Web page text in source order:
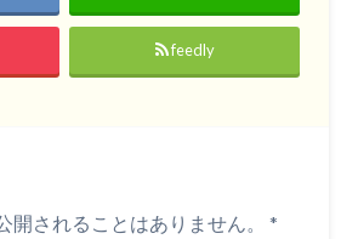
feedly
開されることはありません。
*